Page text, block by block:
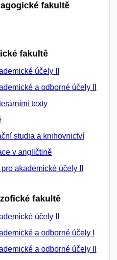
fakultě
fakultě
účely II
a odborné účely II
texty
studia a knihovnictví
v angličtině
akademické účely II
fakultě
účely II
a odborné účely I
a odborné účely II